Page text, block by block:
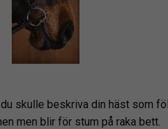
skulle beskriva din häst som
men blir för stum på raka bett.